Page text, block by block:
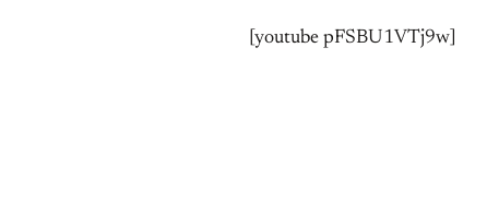
[youtube pFSBU1VTj9w]